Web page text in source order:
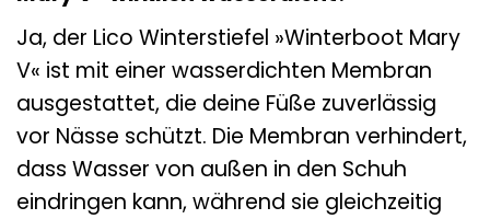
Ja, der Lico Winterstiefel »Winterboot Mary
V« ist mit einer wasserdichten Membran
ausgestattet, die deine Füße zuverlässig
vor Nässe schützt. Die Membran verhindert,
dass Wasser von außen in den Schuh
eindringen kann, während sie gleichzeitig